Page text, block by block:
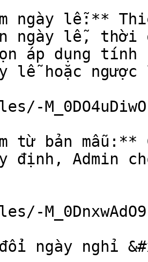
ngày lễ:**
ngày lễ, thời
áp dụng tính
lễ hoặc
từ bản mẫu:**
định, Admin
ngày nghỉ